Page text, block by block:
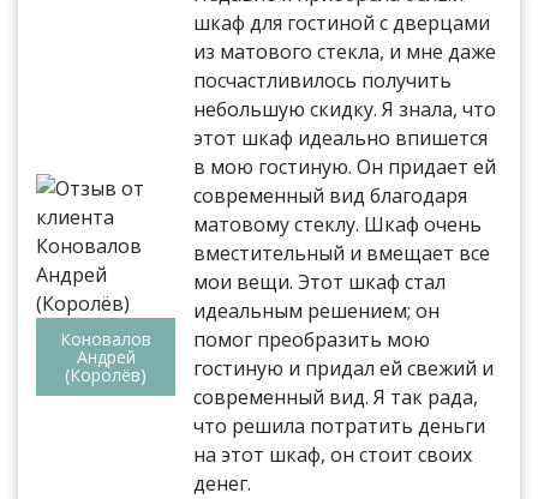
Коновалов
Андрей
(Королёв)
шкаф для гостиной с дверцами
из матового стекла, и мне даже
посчастливилось получить
небольшую скидку. Я знала, что
этот шкаф идеально впишется
в мою гостиную. Он придает ей
современный вид благодаря
матовому стеклу. Шкаф очень
вместительный и вмещает все
мои вещи. Этот шкаф стал
идеальным решением; он
помог преобразить мою
гостиную и придал ей свежий и
современный вид. Я так рада,
что решила потратить деньги
на этот шкаф, он стоит своих
денег.